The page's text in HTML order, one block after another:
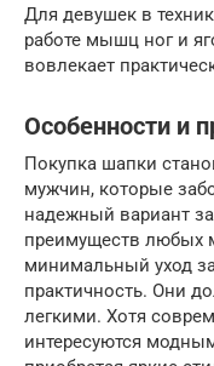
Для девушек в
работе мышц ног и
вовлекает
Особенности и
Покупка шапки
мужчин, которые
надежный вариант
преимуществ любых
минимальный уход
практичность. Они
легкими. Хотя
интересуются